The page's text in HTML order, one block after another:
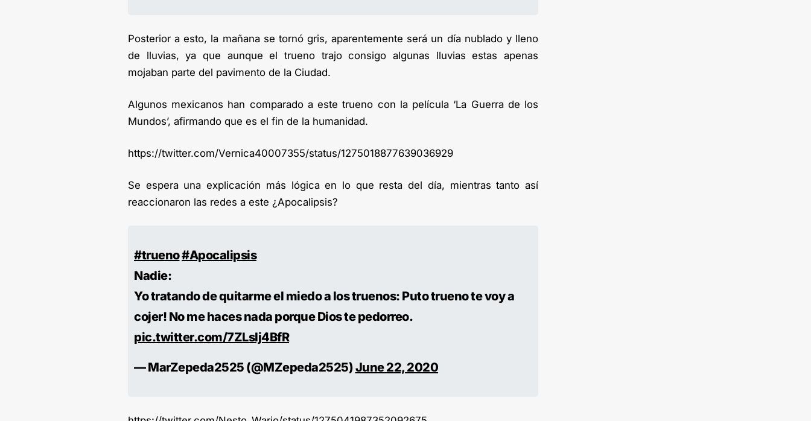
Posterior a esto, la mañana se tornó gris, aparentemente será un día nublado y lleno
de lluvias, ya que aunque el trueno trajo consigo algunas lluvias estas apenas
mojaban parte del pavimento de la Ciudad.
Algunos mexicanos han comparado a este trueno con la película ‘La Guerra de los
Mundos’, afirmando que es el fin de la humanidad.
https://twitter.com/Vernica40007355/status/1275018877639036929
Se espera una explicación más lógica en lo que resta del día, mientras tanto así
reaccionaron las redes a este ¿Apocalipsis?
#trueno#Apocalipsis
Nadie:
Yo tratando de quitarme el miedo a los truenos: Puto trueno te voy a
cojer! No me haces nada porque Dios te pedorreo.
pic.twitter.com/7ZLsIj4BfR
— MarZepeda2525 (@MZepeda2525)June 22, 2020